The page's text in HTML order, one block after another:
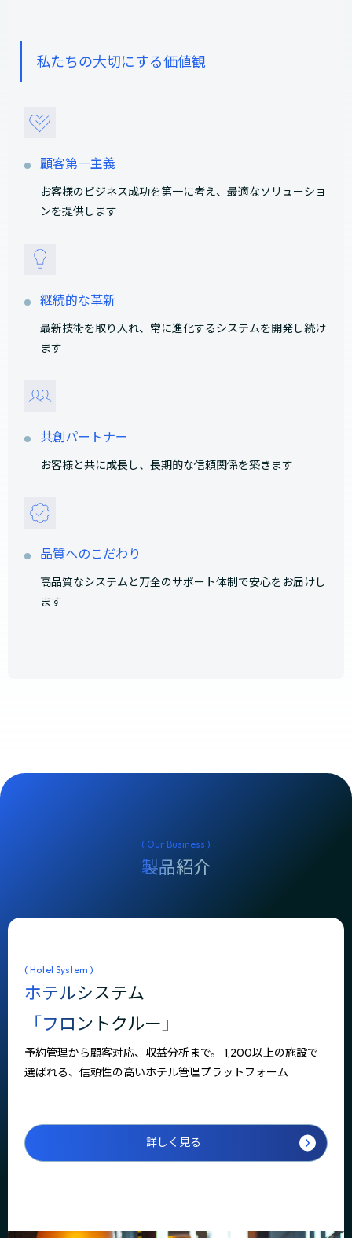
私たちの大切にする価値観
顧客第一主義
お客様のビジネス成功を第一に考え、最適なソリューショ
ンを提供します
継続的な革新
最新技術を取り入れ、常に進化するシステムを開発し続け
ます
共創パートナー
お客様と共に成長し、長期的な信頼関係を築きます
品質へのこだわり
高品質なシステムと万全のサポート体制で安心をお届けし
ます
( Our Business )
製品紹介
( Hotel System )
ホテルシステム
「フロントクルー」
予約管理から顧客対応、収益分析まで。 1,200以上の施設で
選ばれる、信頼性の高いホテル管理プラットフォーム
詳しく見る